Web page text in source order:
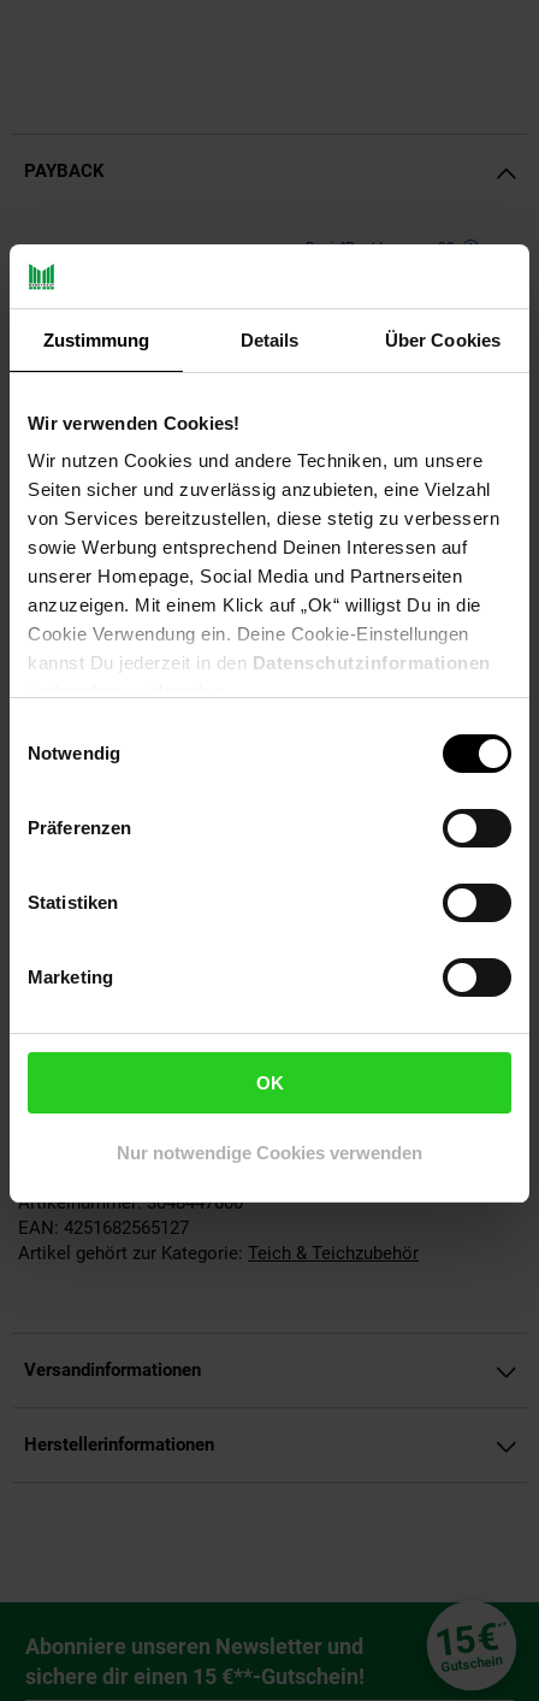
Zustimmung Details Über Cookies
Wir verwenden Cookies!
Wir nutzen Cookies und andere Techniken, um unsere
Seiten sicher und zuverlässig anzubieten, eine Vielzahl
von Services bereitzustellen, diese stetig zu verbessern
sowie Werbung entsprechend Deinen Interessen auf
unserer Homepage, Social Media und Partnerseiten
anzuzeigen. Mit einem Klick auf „Ok“ willigst Du in die
Cookie Verwendung ein. Deine Cookie-Einstellungen
kannst Du jederzeit in den Datenschutzinformationen
Notwendig
Präferenzen
Statistiken
Marketing
OK
Nur notwendige Cookies verwenden
PAYBACK
Payback Punkte Basis°Punkte:
32
Produktbeschreibung
Das Teichnetz ist ideal für den Schutz des Teiches vor Laub,
Katzen, Reihern und anderen Beutegreifern. Man kann es auch
zum Abdecken vom Bäumen, Sträuchern, Beeten und Silos
verwenden. Das Netz besteht immer jeweils aus 2 reißfesten
Polyethylenfäden die miteinander verflochten sind. Die
Laubnetze sind UV-Stabil und witterungsbeständig.
Bei der Ermittlung der Netzgröße immer ein paar Meter
zugeben weil, das Teichschutznetz durchhängt und am
Teichrand überlappen muss um es dort zu befestigen.
Diese Laubnetz ist besonders engmaschig damit auch wirklich
kein Laub hindurch fällt.
Maschenweite: 15mm x 15mm
belastbar und sehr reißfest
Farbe: dunkelgrün
Artikelnummer: 3048447000
EAN: 4251682565127
Artikel gehört zur Kategorie: Teich & Teichzubehör
Versandinformationen
Herstellerinformationen
Newsletter Anmeldung
Abonniere unseren Newsletter und
sichere dir einen 15 €**-Gutschein!
15€**
Gutschein